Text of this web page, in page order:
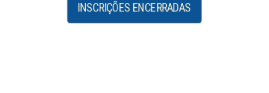
INSCRIÇÕES ENCERRADAS